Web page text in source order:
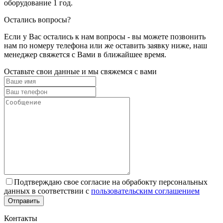
оборудование 1 год.
Остались вопросы?
Если у Вас остались к нам вопросы - вы можете позвонить
нам по номеру телефона или же оставить заявку ниже, наш
менеджер свяжется с Вами в ближайшее время.
Оставьте свои данные и мы свяжемся с вами
Подтверждаю свое согласие на обрабокту персональных
данных в соответствии с пользовательским соглашением
Отправить
Контакты